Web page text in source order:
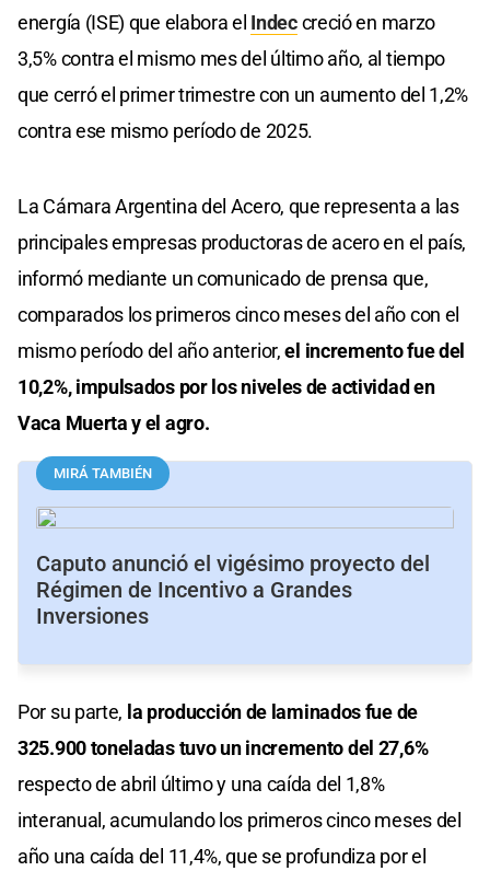
energía (ISE) que elabora el Indeccreció en marzo
3,5% contra el mismo mes del último año, al tiempo
que cerró el primer trimestre con un aumento del 1,2%
contra ese mismo período de 2025.
La Cámara Argentina del Acero, que representa a las
principales empresas productoras de acero en el país,
informó mediante un comunicado de prensa que,
comparados los primeros cinco meses del año con el
mismo período del año anterior,el incremento fue del
10,2%, impulsados por los niveles de actividad en
Vaca Muerta y el agro.
MIRÁ TAMBIÉN
Caputo anunció el vigésimo proyecto del
Régimen de Incentivo a Grandes
Inversiones
Por su parte, la producción de laminados fue de
325.900 toneladas tuvo un incremento del 27,6%
respecto de abril último y una caída del 1,8%
interanual, acumulando los primeros cinco meses del
año una caída del 11,4%, que se profundiza por el